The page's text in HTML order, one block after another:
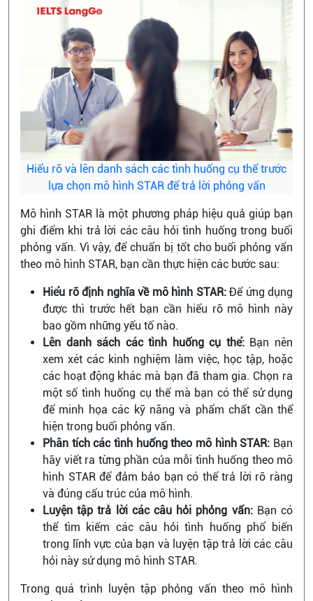
Hiểu rõ và lên danh sách các tình huống cụ thể trước
lựa chọn mô hình STAR để trả lời phỏng vấn
Mô hình STAR là một phương pháp hiệu quả giúp bạn
ghi điểm khi trả lời các câu hỏi tình huống trong buổi
phỏng vấn. Vì vậy, để chuẩn bị tốt cho buổi phỏng vấn
theo mô hình STAR, bạn cần thực hiện các bước sau:
Hiểu rõ định nghĩa về mô hình STAR: Để ứng dụng
được thì trước hết bạn cần hiểu rõ mô hình này
bao gồm những yếu tố nào.
Lên danh sách các tình huống cụ thể: Bạn nên
xem xét các kinh nghiệm làm việc, học tập, hoặc
các hoạt động khác mà bạn đã tham gia. Chọn ra
một số tình huống cụ thể mà bạn có thể sử dụng
để minh họa các kỹ năng và phẩm chất cần thể
hiện trong buổi phỏng vấn.
Phân tích các tình huống theo mô hình STAR: Bạn
hãy viết ra từng phần của mỗi tình huống theo mô
hình STAR để đảm bảo bạn có thể trả lời rõ ràng
và đúng cấu trúc của mô hình.
Luyện tập trả lời các câu hỏi phỏng vấn: Bạn có
thể tìm kiếm các câu hỏi tình huống phổ biến
trong lĩnh vực của bạn và luyện tập trả lời các câu
hỏi này sử dụng mô hình STAR.
Trong quá trình luyện tập phỏng vấn theo mô hình